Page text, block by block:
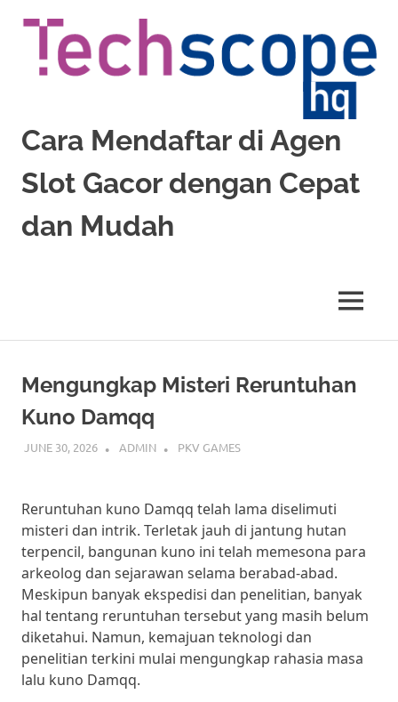
Cara Mendaftar di Agen
Slot Gacor dengan Cepat
dan Mudah
dengan
dan
mudah.
untuk
mulai
bermain
dan
menangkan
hadiah
besar
setiap
hari.
MENU
Mengungkap Misteri Reruntuhan
Kuno Damqq
JUNE 30, 2026 ADMIN PKV GAMES
Reruntuhan kuno Damqq telah lama diselimuti
misteri dan intrik. Terletak jauh di jantung hutan
terpencil, bangunan kuno ini telah memesona para
arkeolog dan sejarawan selama berabad-abad.
Meskipun banyak ekspedisi dan penelitian, banyak
hal tentang reruntuhan tersebut yang masih belum
diketahui. Namun, kemajuan teknologi dan
penelitian terkini mulai mengungkap rahasia masa
lalu kuno Damqq.